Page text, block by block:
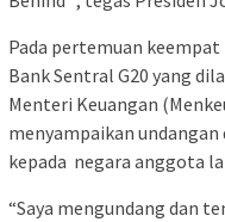
Pada pertemuan
Bank Sentral G20 yang
Menteri Keuangan
menyampaikan undangan
kepada negara anggota
“Saya mengundang dan